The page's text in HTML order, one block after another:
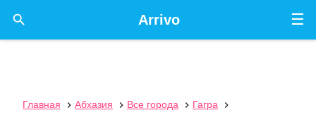
☰
Arrivo

Главная  Абхазия  Все города  Гагра
